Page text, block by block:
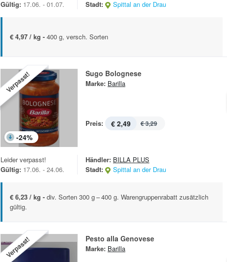
Gültig: 17.06. - 01.07.
Stadt:
Spittal an der Drau
€ 4,97 / kg - 400 g, versch. Sorten
Verpasst!
-24%
Sugo Bolognese
Marke: Barilla
Preis: € 2,49 € 3,29
Leider verpasst!
Gültig: 17.06. - 24.06.
Händler: BILLA PLUS
Stadt:
Spittal an der Drau
€ 6,23 / kg - div. Sorten 300 g – 400 g. Warengruppenrabatt zusätzlich
gültig.
Verpasst! Pesto alla Genovese
Marke: Barilla